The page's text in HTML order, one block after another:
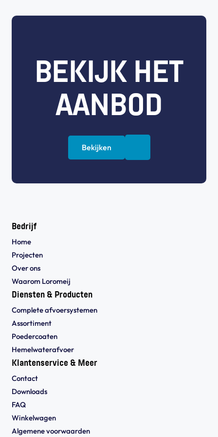
BEKIJK HET
AANBOD
Bekijken
Bedrijf
Home
Projecten
Over ons
Waarom Loromeij
Diensten & Producten
Complete afvoersystemen
Assortiment
Poedercoaten
Hemelwaterafvoer
Klantenservice & Meer
Contact
Downloads
FAQ
Winkelwagen
Algemene voorwaarden